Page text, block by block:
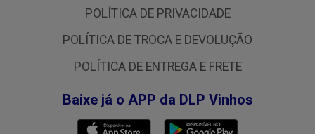
POLÍTICA DE PRIVACIDADE
POLÍTICA DE TROCA E DEVOLUÇÃO
POLÍTICA DE ENTREGA E FRETE
Baixe já o APP da DLP Vinhos